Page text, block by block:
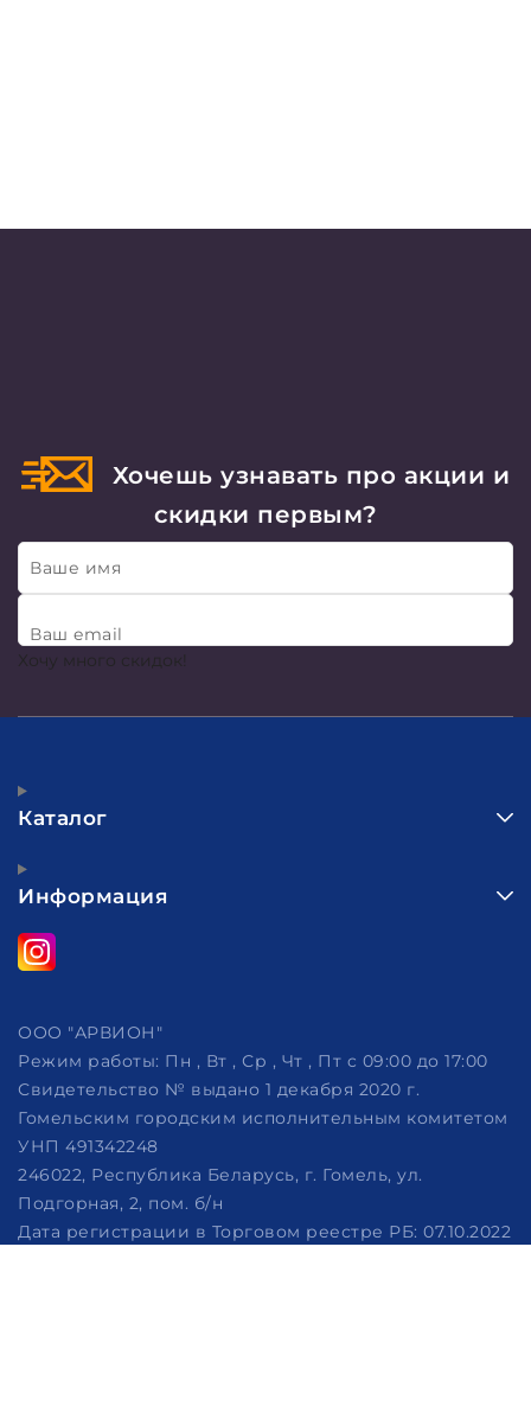
Хочешь узнавать про акции и
скидки первым?
Ваше имя
Ваш email
Хочу много скидок!
Каталог
Информация
ООО "АРВИОН"
Режим работы: Пн , Вт , Ср , Чт , Пт c 09:00 до 17:00
Свидетельство № выдано 1 декабря 2020 г.
Гомельским городским исполнительным комитетом
УНП 491342248
246022, Республика Беларусь, г. Гомель, ул.
Подгорная, 2, пом. б/н
Дата регистрации в Торговом реестре РБ: 07.10.2022